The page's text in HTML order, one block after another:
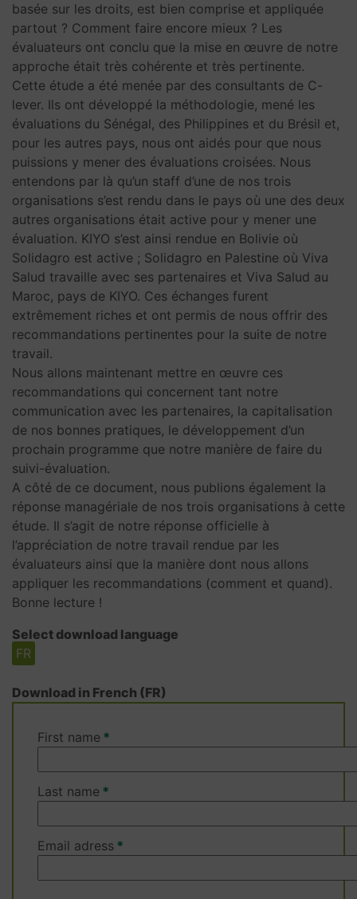
basée sur les droits, est bien comprise et appliquée
partout ? Comment faire encore mieux ? Les
évaluateurs ont conclu que la mise en œuvre de notre
approche était très cohérente et très pertinente.
Cette étude a été menée par des consultants de C-
lever. Ils ont développé la méthodologie, mené les
évaluations du Sénégal, des Philippines et du Brésil et,
pour les autres pays, nous ont aidés pour que nous
puissions y mener des évaluations croisées. Nous
entendons par là qu’un staff d’une de nos trois
organisations s’est rendu dans le pays où une des deux
autres organisations était active pour y mener une
évaluation. KIYO s’est ainsi rendue en Bolivie où
Solidagro est active ; Solidagro en Palestine où Viva
Salud travaille avec ses partenaires et Viva Salud au
Maroc, pays de KIYO. Ces échanges furent
extrêmement riches et ont permis de nous offrir des
recommandations pertinentes pour la suite de notre
travail.
Nous allons maintenant mettre en œuvre ces
recommandations qui concernent tant notre
communication avec les partenaires, la capitalisation
de nos bonnes pratiques, le développement d’un
prochain programme que notre manière de faire du
suivi-évaluation.
A côté de ce document, nous publions également la
réponse managériale de nos trois organisations à cette
étude. Il s’agit de notre réponse officielle à
l’appréciation de notre travail rendue par les
évaluateurs ainsi que la manière dont nous allons
appliquer les recommandations (comment et quand).
Bonne lecture !
Select download language
FR
Download in French (FR)
First name
Last name
Email adress